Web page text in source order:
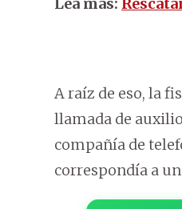
Lea más:
A raíz de eso, la
llamada de
compañía de
correspondía a